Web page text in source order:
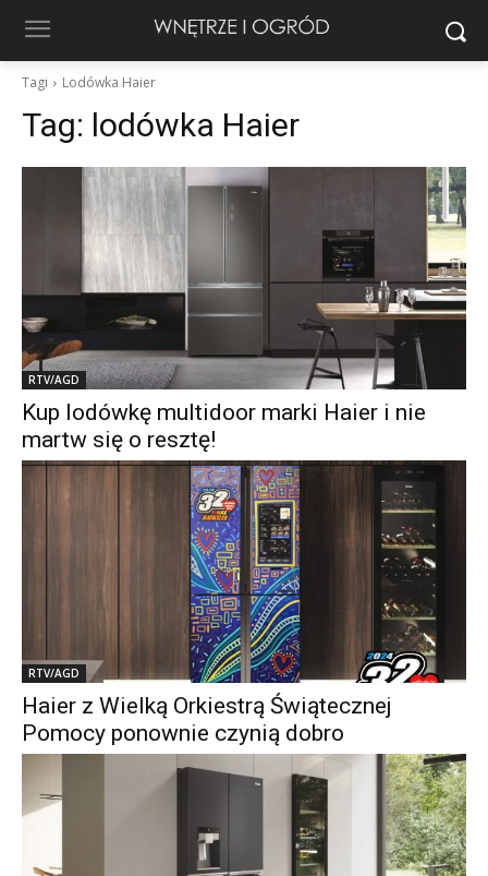
Tagi Lodówka Haier
Tag: lodówka Haier
RTV/AGD
Kup lodówkę multidoor marki Haier i nie
martw się o resztę!
RTV/AGD
Haier z Wielką Orkiestrą Świątecznej
Pomocy ponownie czynią dobro